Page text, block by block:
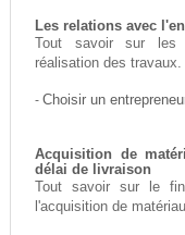
Les relations avec
Tout savoir sur les
réalisation des travaux.
- Choisir un
Acquisition de
délai de livraison
Tout savoir sur le
l'acquisition de